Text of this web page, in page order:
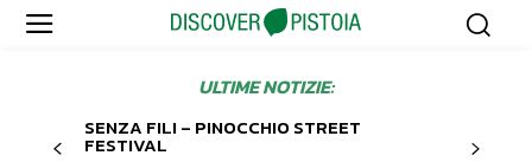
ULTIME NOTIZIE:
SENZA FILI – PINOCCHIO STREET
FESTIVAL